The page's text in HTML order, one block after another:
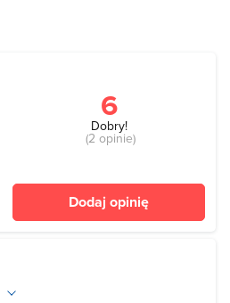
6
Dobry!
(2 opinie)
Dodaj opinię